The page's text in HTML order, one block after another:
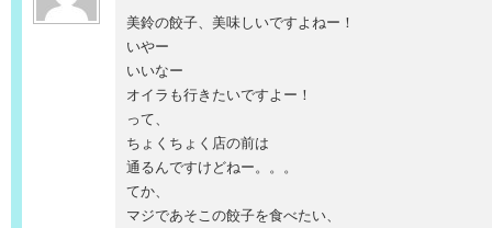
美鈴の餃子、美味しいですよねー！
いやー
いいなー
オイラも行きたいですよー！
って、
ちょくちょく店の前は
通るんですけどねー。。。
てか、
マジであそこの餃子を食べたい、